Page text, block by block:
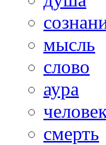
мысль
слово
аура
смерть